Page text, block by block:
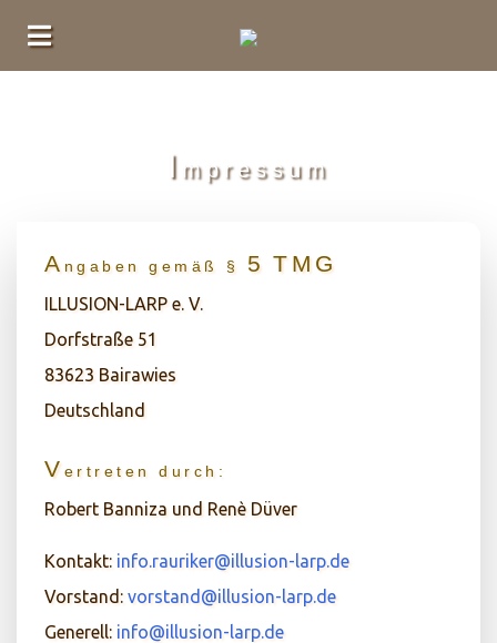
I mpressum
A ngaben gemäß § 5 T MG
ILLUSION-LARP e. V.
Dorfstraße 51
83623 Bairawies
Deutschland
Vertreten durch:
Robert Banniza und Renè Düver
Kontakt: info.rauriker@illusion-larp.de
Vorstand: vorstand@illusion-larp.de
Generell: info@illusion-larp.de